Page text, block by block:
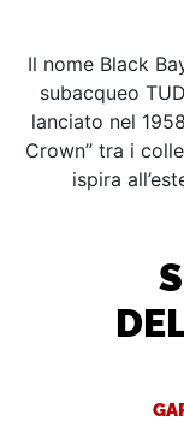
Il nome Black
subacqueo
lanciato nel
Crown” tra i
ispira